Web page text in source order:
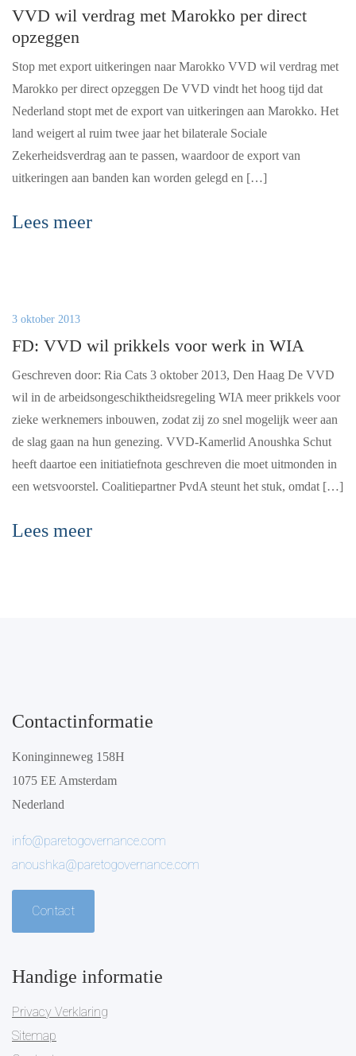
VVD wil verdrag met Marokko per direct
opzeggen
Stop met export uitkeringen naar Marokko VVD wil verdrag met
Marokko per direct opzeggen De VVD vindt het hoog tijd dat
Nederland stopt met de export van uitkeringen aan Marokko. Het
land weigert al ruim twee jaar het bilaterale Sociale
Zekerheidsverdrag aan te passen, waardoor de export van
uitkeringen aan banden kan worden gelegd en […]
Lees meer
3 oktober 2013
FD: VVD wil prikkels voor werk in WIA
Geschreven door: Ria Cats 3 oktober 2013, Den Haag De VVD
wil in de arbeidsongeschiktheidsregeling WIA meer prikkels voor
zieke werknemers inbouwen, zodat zij zo snel mogelijk weer aan
de slag gaan na hun genezing. VVD-Kamerlid Anoushka Schut
heeft daartoe een initiatiefnota geschreven die moet uitmonden in
een wetsvoorstel. Coalitiepartner PvdA steunt het stuk, omdat […]
Lees meer
Contactinformatie
Koninginneweg 158H
1075 EE Amsterdam
Nederland
info@paretogovernance.com
anoushka@paretogovernance.com
Contact
Handige informatie
Privacy Verklaring
Sitemap